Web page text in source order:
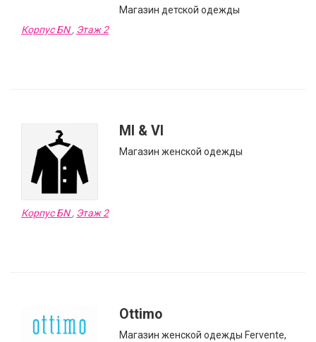
Магазин детской одежды
Корпус БN, Этаж 2
MI & VI
Магазин женской одежды
Корпус БN, Этаж 2
Ottimo
Магазин женской одежды Fervente,